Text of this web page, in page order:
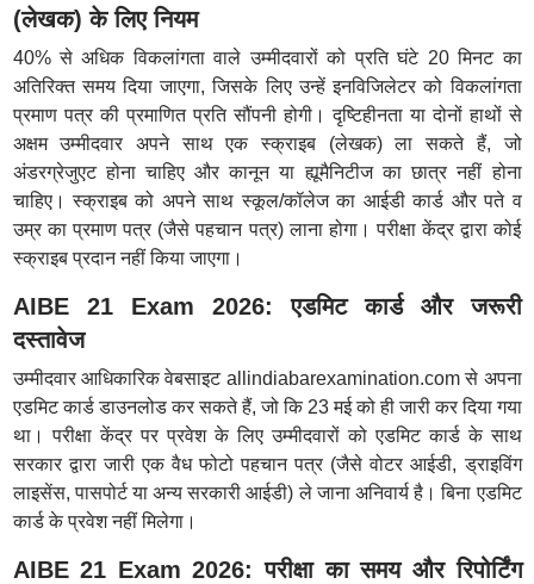
(लेखक) के लिए नियम
40% से अधिक विकलांगता वाले उम्मीदवारों को प्रति घंटे 20 मिनट का
अतिरिक्त समय दिया जाएगा, जिसके लिए उन्हें इनविजिलेटर को विकलांगता
प्रमाण पत्र की प्रमाणित प्रति सौंपनी होगी। दृष्टिहीनता या दोनों हाथों से
अक्षम उम्मीदवार अपने साथ एक स्क्राइब (लेखक) ला सकते हैं, जो
अंडरग्रेजुएट होना चाहिए और कानून या ह्यूमैनिटीज का छात्र नहीं होना
चाहिए। स्क्राइब को अपने साथ स्कूल/कॉलेज का आईडी कार्ड और पते व
उम्र का प्रमाण पत्र (जैसे पहचान पत्र) लाना होगा। परीक्षा केंद्र द्वारा कोई
स्क्राइब प्रदान नहीं किया जाएगा।
AIBE 21 Exam 2026: एडमिट कार्ड और जरूरी
दस्तावेज
उम्मीदवार आधिकारिक वेबसाइट allindiabarexamination.com से अपना
एडमिट कार्ड डाउनलोड कर सकते हैं, जो कि 23 मई को ही जारी कर दिया गया
था। परीक्षा केंद्र पर प्रवेश के लिए उम्मीदवारों को एडमिट कार्ड के साथ
सरकार द्वारा जारी एक वैध फोटो पहचान पत्र (जैसे वोटर आईडी, ड्राइविंग
लाइसेंस, पासपोर्ट या अन्य सरकारी आईडी) ले जाना अनिवार्य है। बिना एडमिट
कार्ड के प्रवेश नहीं मिलेगा।
AIBE 21 Exam 2026: परीक्षा का समय और रिपोर्टिंग